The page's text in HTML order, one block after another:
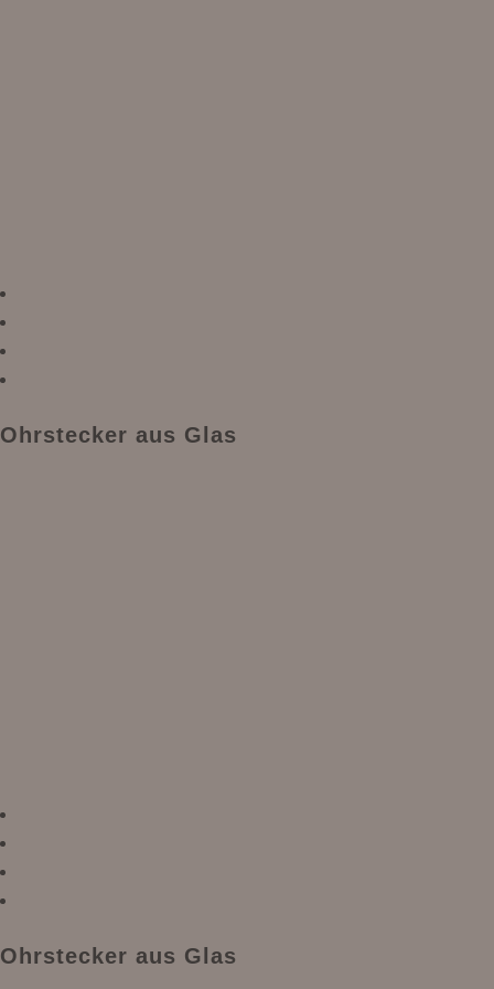
Ohrstecker aus Glas
Ohrstecker aus Glas